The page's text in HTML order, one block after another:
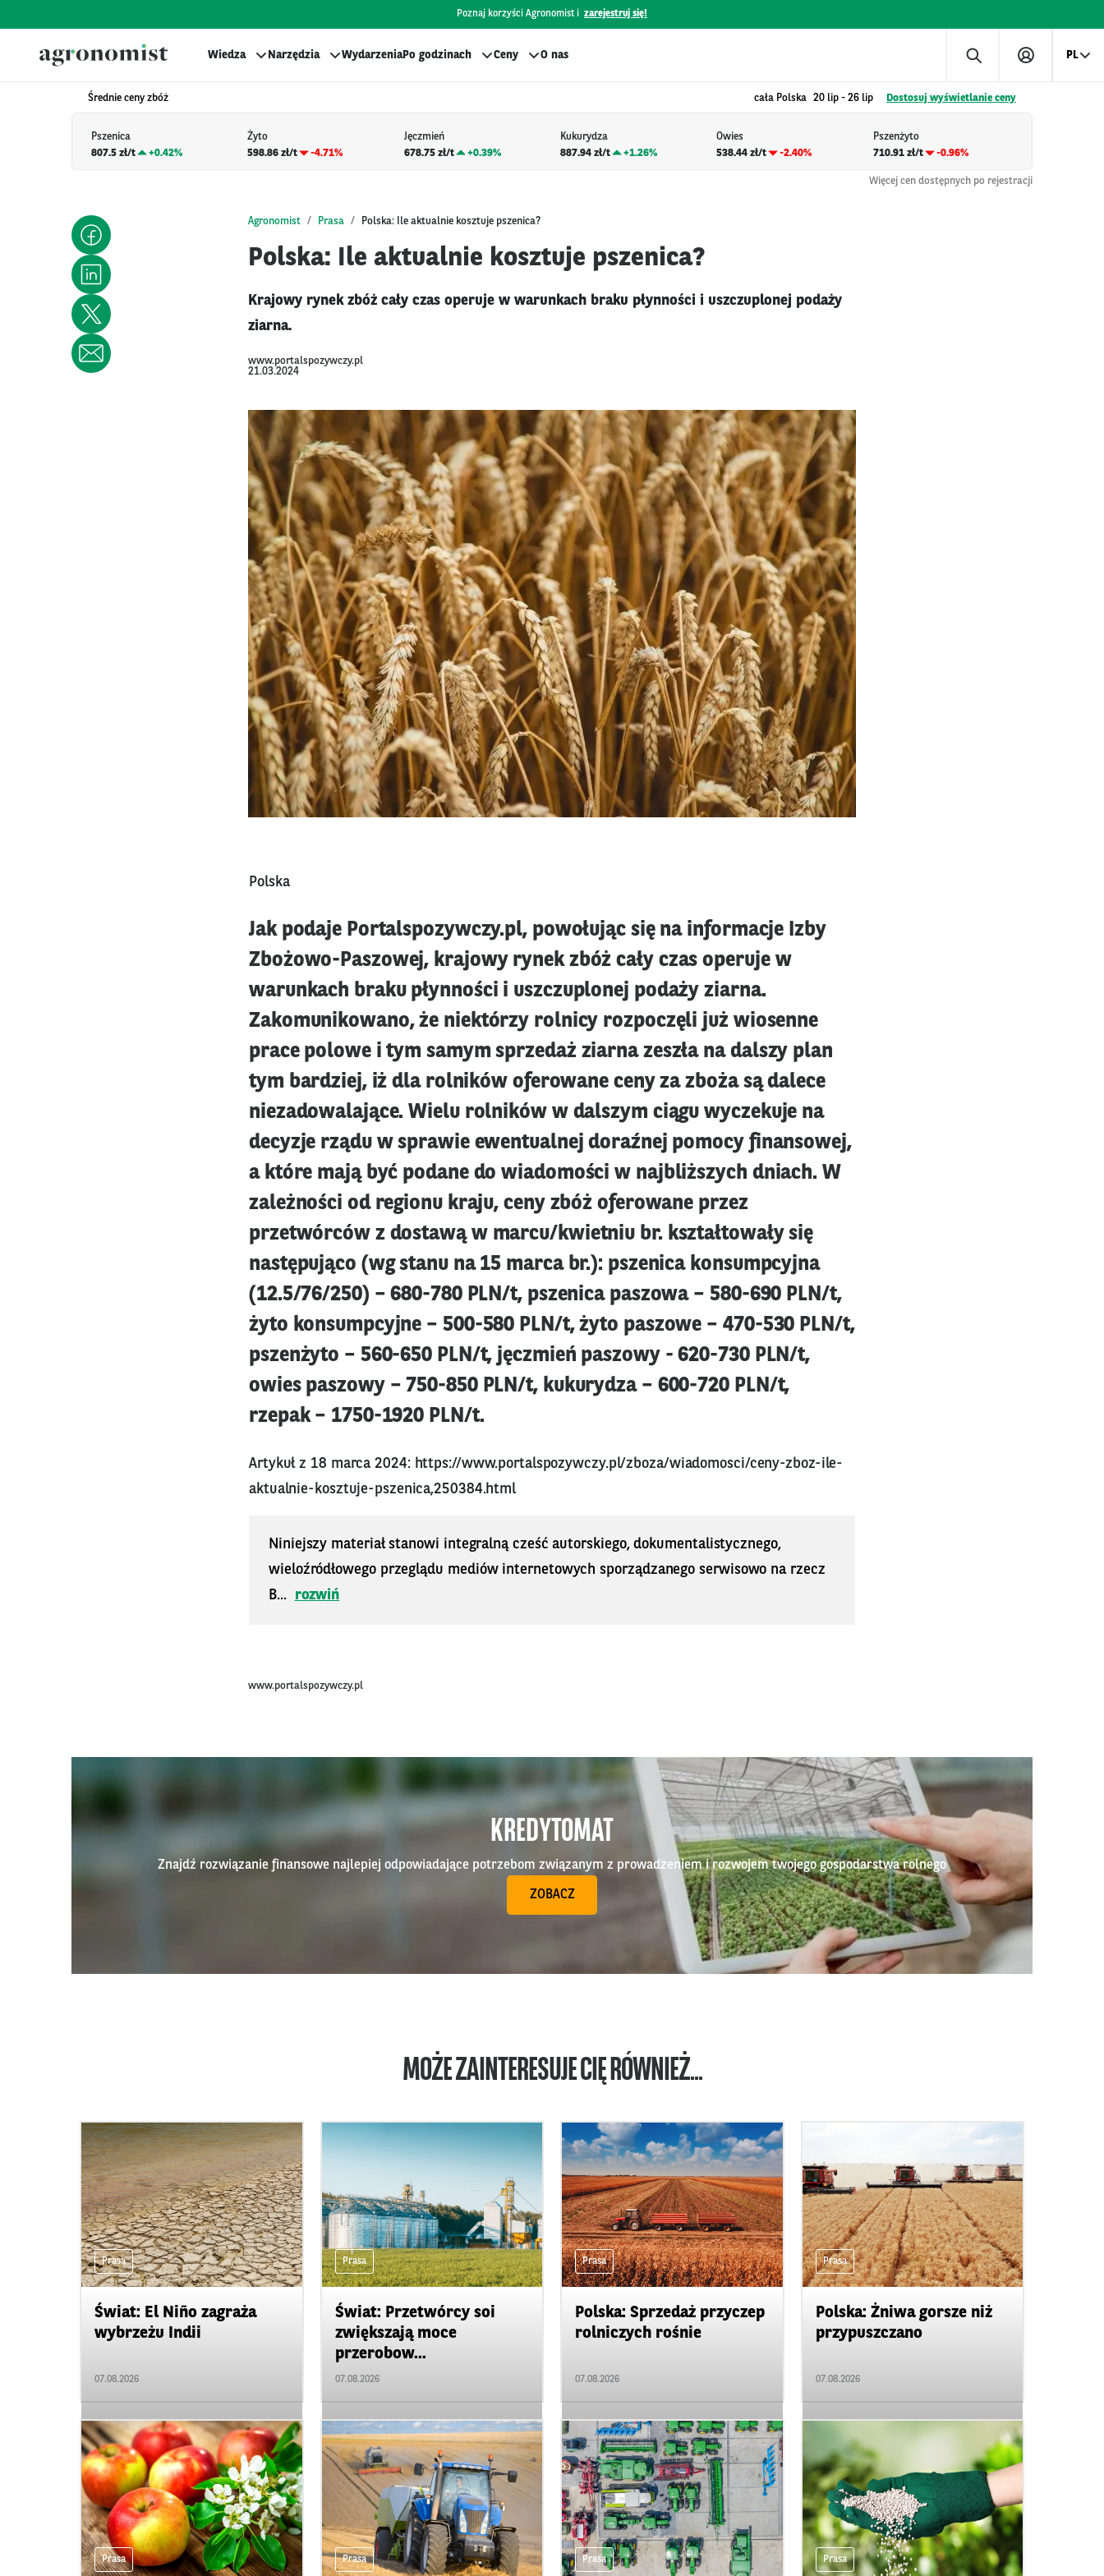
Poznaj korzyści Agronomist i zarejestruj się!
Wiedza Narzędzia WydarzeniaPo godzinach Ceny O nas PL
Średnie ceny zbóż cała Polska 20 lip - 26 lip Dostosuj wyświetlanie ceny
Pszenica
807.5 zł/t
+0.42%
Żyto
598.86 zł/t
-4.71%
Jęczmień
678.75 zł/t
+0.39%
Kukurydza
887.94 zł/t
+1.26%
Owies
538.44 zł/t
-2.40%
Pszenżyto
710.91 zł/t
-0.96%
Więcej cen dostępnych po rejestracji
Agronomist Prasa Polska: Ile aktualnie kosztuje pszenica?
Polska: Ile aktualnie kosztuje pszenica?
Krajowy rynek zbóż cały czas operuje w warunkach braku płynności i uszczuplonej podaży
ziarna.
www.portalspozywczy.pl
21.03.2024
Polska
Jak podaje Portalspozywczy.pl, powołując się na informacje Izby
Zbożowo-Paszowej, krajowy rynek zbóż cały czas operuje w
warunkach braku płynności i uszczuplonej podaży ziarna.
Zakomunikowano, że niektórzy rolnicy rozpoczęli już wiosenne
prace polowe i tym samym sprzedaż ziarna zeszła na dalszy plan
tym bardziej, iż dla rolników oferowane ceny za zboża są dalece
niezadowalające. Wielu rolników w dalszym ciągu wyczekuje na
decyzje rządu w sprawie ewentualnej doraźnej pomocy finansowej,
a które mają być podane do wiadomości w najbliższych dniach. W
zależności od regionu kraju, ceny zbóż oferowane przez
przetwórców z dostawą w marcu/kwietniu br. kształtowały się
następująco (wg stanu na 15 marca br.): pszenica konsumpcyjna
(12.5/76/250) – 680-780 PLN/t, pszenica paszowa – 580-690 PLN/t,
żyto konsumpcyjne – 500-580 PLN/t, żyto paszowe – 470-530 PLN/t,
pszenżyto – 560-650 PLN/t, jęczmień paszowy - 620-730 PLN/t,
owies paszowy – 750-850 PLN/t, kukurydza – 600-720 PLN/t,
rzepak – 1750-1920 PLN/t.
Artykuł z 18 marca 2024: https://www.portalspozywczy.pl/zboza/wiadomosci/ceny-zboz-ile-
aktualnie-kosztuje-pszenica,250384.html
Niniejszy materiał stanowi integralną cześć autorskiego, dokumentalistycznego,
wieloźródłowego przeglądu mediów internetowych sporządzanego serwisowo na rzecz
B...
rozwiń
www.portalspozywczy.pl
KREDYTOMAT
Znajdź rozwiązanie finansowe najlepiej odpowiadające potrzebom związanym z prowadzeniem i rozwojem twojego gospodarstwa rolnego
ZOBACZ
MOŻE ZAINTERESUJE CIĘ RÓWNIEŻ...
Prasa
Świat: El Niño zagraża
wybrzeżu Indii
07.08.2026
Prasa
Świat: Przetwórcy soi
zwiększają moce
przerobow...
07.08.2026
Prasa
Polska: Sprzedaż przyczep
rolniczych rośnie
07.08.2026
Prasa
Polska: Żniwa gorsze niż
przypuszczano
07.08.2026
Prasa Prasa Prasa Prasa